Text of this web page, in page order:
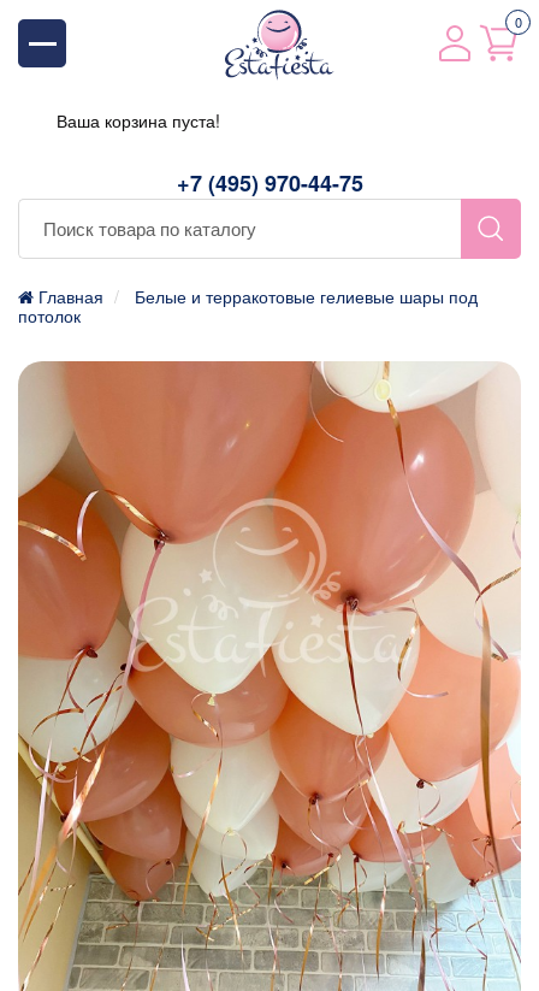
+7 (495) 970-44-75
0
Ваша корзина пуста!
Главная
Белые и терракотовые гелиевые шары под
потолок